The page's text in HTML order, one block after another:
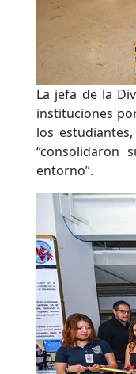
La jefa de la
instituciones
los
“consolidaron
entorno”.